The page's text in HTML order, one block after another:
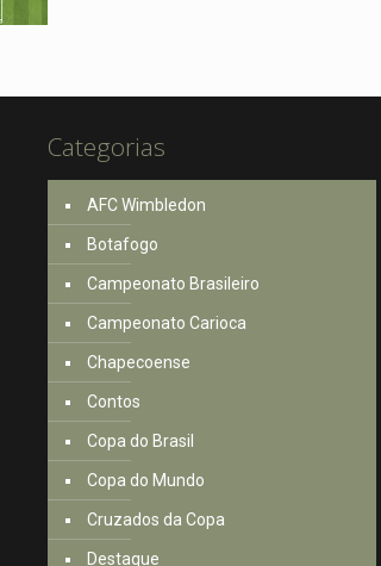
Categorias
AFC Wimbledon
Botafogo
Campeonato Brasileiro
Campeonato Carioca
Chapecoense
Contos
Copa do Brasil
Copa do Mundo
Cruzados da Copa
Destaque